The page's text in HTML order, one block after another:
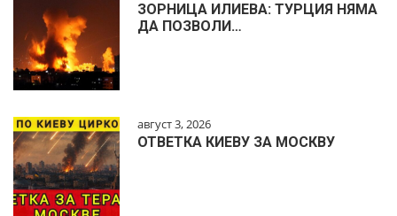
ЗОРНИЦА ИЛИЕВА: ТУРЦИЯ НЯМА
ДА ПОЗВОЛИ…
август 3, 2026
ОТВЕТКА КИЕВУ ЗА МОСКВУ